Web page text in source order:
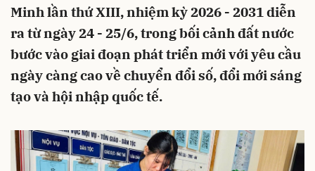
Minh lần thứ XIII, nhiệm kỳ 2026 - 2031 diễn
ra từ ngày 24 - 25/6, trong bối cảnh đất nước
bước vào giai đoạn phát triển mới với yêu cầu
ngày càng cao về chuyển đổi số, đổi mới sáng
tạo và hội nhập quốc tế.
Hủy Gửi